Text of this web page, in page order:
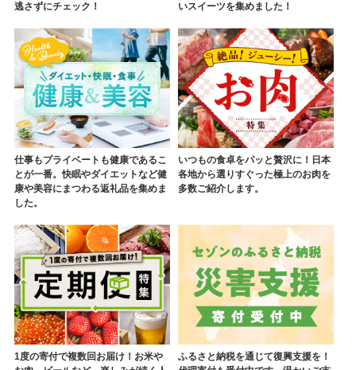
逃さずにチェック！
いスイーツを集めました！
仕事もプライベートも健康であるこ
とが一番。快眠やダイエットなど健
康や美容にまつわる返礼品を集めま
した。
いつもの食卓をパッと贅沢に！日本
各地から選りすぐった極上のお肉を
多数ご紹介します。
1度の寄付で複数回お届け！お米や
ふるさと納税を通じて復興支援を！